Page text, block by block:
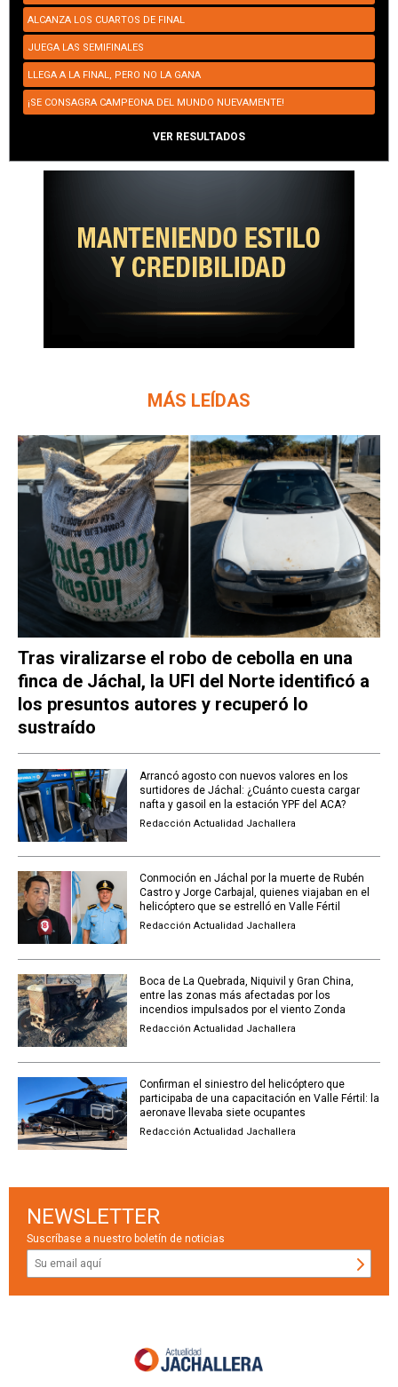
ALCANZA LOS CUARTOS DE FINAL
JUEGA LAS SEMIFINALES
LLEGA A LA FINAL, PERO NO LA GANA
¡SE CONSAGRA CAMPEONA DEL MUNDO NUEVAMENTE!
VER RESULTADOS
MÁS LEÍDAS
Tras viralizarse el robo de cebolla en una
finca de Jáchal, la UFI del Norte identificó a
los presuntos autores y recuperó lo
sustraído
Arrancó agosto con nuevos valores en los
surtidores de Jáchal: ¿Cuánto cuesta cargar
nafta y gasoil en la estación YPF del ACA?
Redacción Actualidad Jachallera
Conmoción en Jáchal por la muerte de Rubén
Castro y Jorge Carbajal, quienes viajaban en el
helicóptero que se estrelló en Valle Fértil
Redacción Actualidad Jachallera
Boca de La Quebrada, Niquivil y Gran China,
entre las zonas más afectadas por los
incendios impulsados por el viento Zonda
Redacción Actualidad Jachallera
Confirman el siniestro del helicóptero que
participaba de una capacitación en Valle Fértil: la
aeronave llevaba siete ocupantes
Redacción Actualidad Jachallera
NEWSLETTER
Suscríbase a nuestro boletín de noticias